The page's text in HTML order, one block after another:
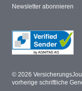
Newsletter abonnieren
© 2026
vorherige schriftliche